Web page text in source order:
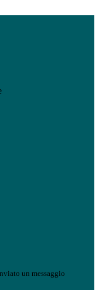
un messaggio